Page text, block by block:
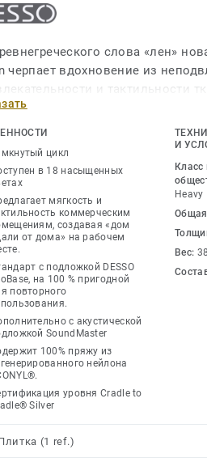
слова «лен»
черпает вдохновение из
и тактильности
и придает образу обновленную
освежающим пастельным
Linon — это то, что отличает
оттенков остаются
делает это текстильное
в то время как
дизайнерам исследовать
Приглушенные, темно-
лиловый и светло-голубой
почти нейтральными
цвета и текстуры
привлекательностью,
условий рабочего места.
петлей размером
для офиса, который
вызов традициям.Эта
цикл
в 18 насыщенных
мягкость и
коммерческим
создавая «дом
от дома» на рабочем
с подложкой DESSO
на 100 % пригодной
повторного
с акустической
SoundMaster
100% пряжу из
нейлона
уровня Cradle to
Silver
И
Класс
Heavy
Вес:
(1 ref.)